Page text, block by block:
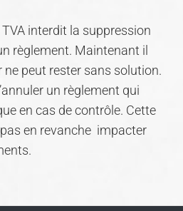
interdit la suppression
règlement. Maintenant il
ne peut rester sans solution.
un règlement qui
en cas de contrôle. Cette
en revanche impacter